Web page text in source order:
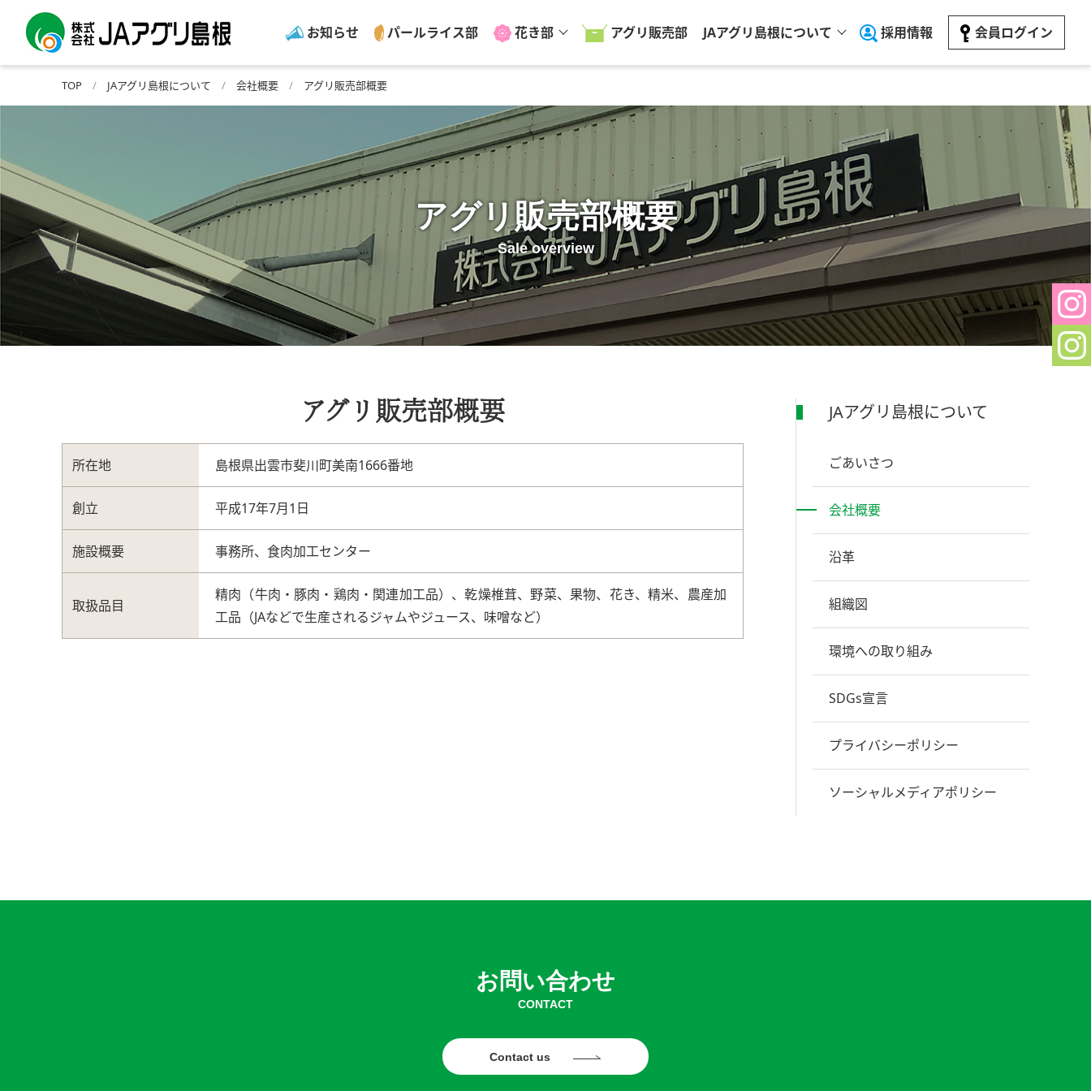
お知らせ パールライス部 花き部 アグリ販売部 JAアグリ島根について 採用情報 会員ログイン
TOP JAアグリ島根について 会社概要 アグリ販売部概要
アグリ販売部概要
Sale overview
アグリ販売部概要
所在地 島根県出雲市斐川町美南1666番地
創立 平成17年7月1日
施設概要 事務所、食肉加工センター
取扱品目
精肉（牛肉・豚肉・鶏肉・関連加工品）、乾燥椎茸、野菜、果物、花き、精米、農産加
工品（JAなどで生産されるジャムやジュース、味噌など）
JAアグリ島根について
ごあいさつ
会社概要
沿革
組織図
環境への取り組み
SDGs宣言
プライバシーポリシー
ソーシャルメディアポリシー
お問い合わせ
CONTACT
Contact us